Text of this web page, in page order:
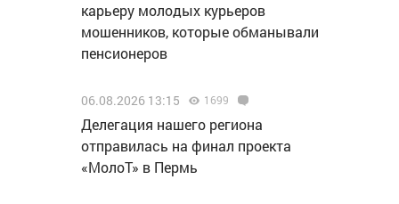
карьеру молодых курьеров
мошенников, которые обманывали
пенсионеров
06.08.2026 13:15 1699
Делегация нашего региона
отправилась на финал проекта
«МолоТ» в Пермь